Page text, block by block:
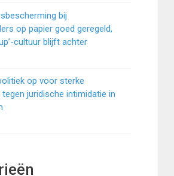
bij
op papier goed geregeld,
cultuur blijft achter
op voor sterke
juridische intimidatie in